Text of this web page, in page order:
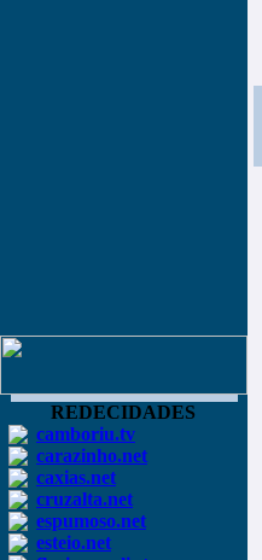
REDECIDADES
camboriu.tv
carazinho.net
caxias.net
cruzalta.net
espumoso.net
esteio.net